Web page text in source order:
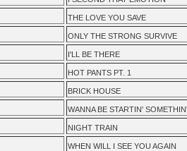
THE LOVE YOU SAVE
ONLY THE STRONG SURVIVE
I'LL BE THERE
HOT PANTS PT. 1
BRICK HOUSE
WANNA BE STARTIN' SOMETHIN'
NIGHT TRAIN
WHEN WILL I SEE YOU AGAIN